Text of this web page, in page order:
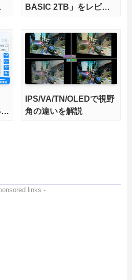
BASIC 2TB」をレビュ
力、高性能、高コスパを
実現！
IPS/VA/TN/OLEDで視野
角の違いを解説
links -